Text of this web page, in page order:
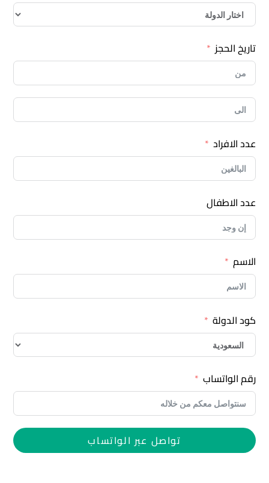
تاريخ الحجز
عدد الافراد
عدد الاطفال
الاسم
كود الدولة
رقم الواتساب
تواصل عبر الواتساب